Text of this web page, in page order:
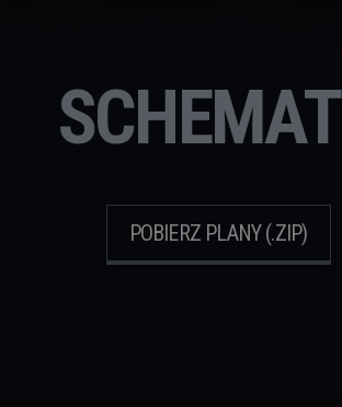
POBIERZ PLANY (.ZIP)